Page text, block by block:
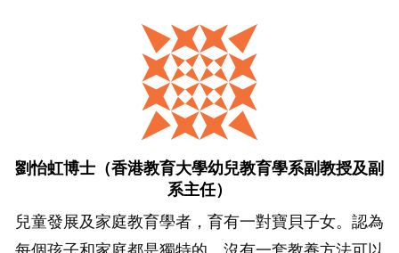
劉怡虹博士（香港教育大學幼兒教育學系副教授及副
系主任）
兒童發展及家庭教育學者，育有一對寶貝子女。認為